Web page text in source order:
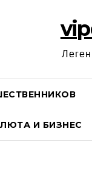
И БИЗНЕС